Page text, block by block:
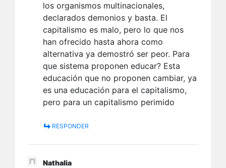
los organismos multinacionales,
declarados demonios y basta. El
capitalismo es malo, pero lo que nos
han ofrecido hasta ahora como
alternativa ya demostró ser peor. Para
que sistema proponen educar? Esta
educación que no proponen cambiar, ya
es una educación para el capitalismo,
pero para un capitalismo perimido
RESPONDER
Nathalia